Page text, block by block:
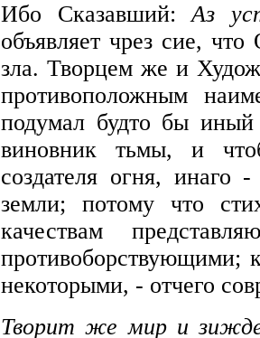
Ибо Сказавший:Аз
объявляет чрез сие,
зла. Творцем же и
противоположным
подумал будто бы
виновник тьмы, и
создателя огня, инаго
земли; потому что
качествам
противоборствующими;
некоторыми, - отчего
Творит же мир и